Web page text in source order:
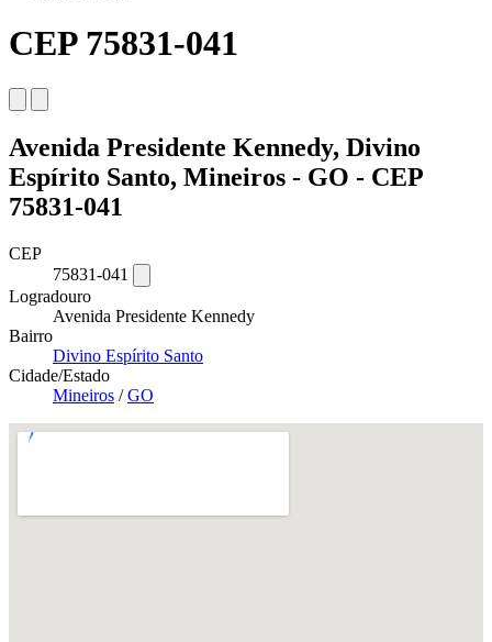
CEP 75831-041
Avenida Presidente Kennedy, Divino
Espírito Santo, Mineiros - GO - CEP
75831-041
CEP
75831-041
Logradouro
Avenida Presidente Kennedy
Bairro
Divino Espírito Santo
Cidade/Estado
Mineiros /GO